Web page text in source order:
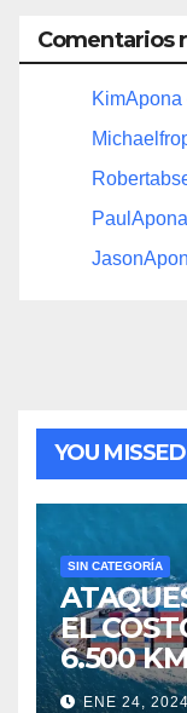
Comentarios
KimApona
PaulApona
YOU MISSED
SIN CATEGORÍA
EL
6.500
ENE 24,